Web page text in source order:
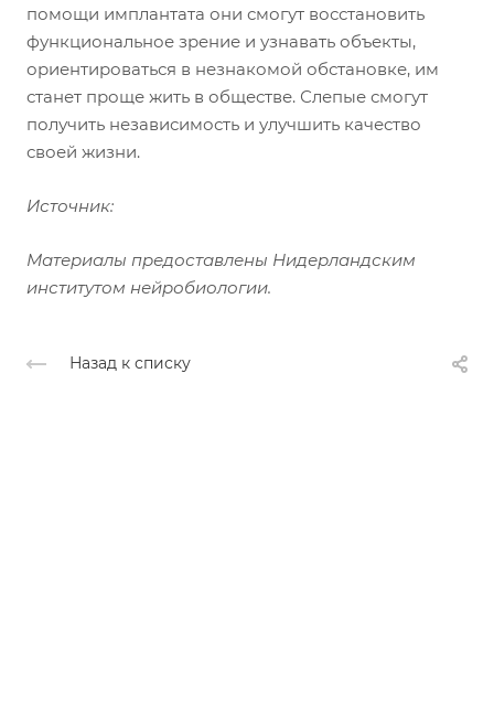
помощи имплантата они смогут восстановить
функциональное зрение и узнавать объекты,
ориентироваться в незнакомой обстановке, им
станет проще жить в обществе. Слепые смогут
получить независимость и улучшить качество
своей жизни.
Источник:
Материалы предоставлены Нидерландским
институтом нейробиологии.
Назад к списку